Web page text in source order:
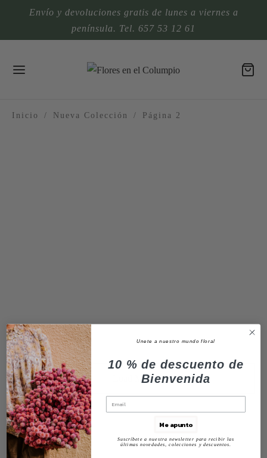
Envío y devoluciones gratis de lunes a viernes a
península. Tel. 657 53 12 61
Inicio / Nueva Colección / Página 2
Load More
Unete a nuestro mundo floral
10 % de descuento de
Bienvenida
Me apunto
Suscríbete a nuestra newsletter para recibir las
últimas novedades, colecciones y descuentos.